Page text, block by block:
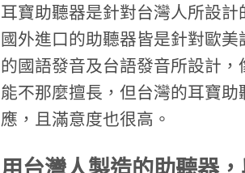
耳寶助聽器是針對台灣人所設計
國外進口的助聽器皆是針對歐
的國語發音及台語發音所設計
能不那麼擅長，但台灣的耳寶
應，且滿意度也很高。
用台灣人製造的助聽器